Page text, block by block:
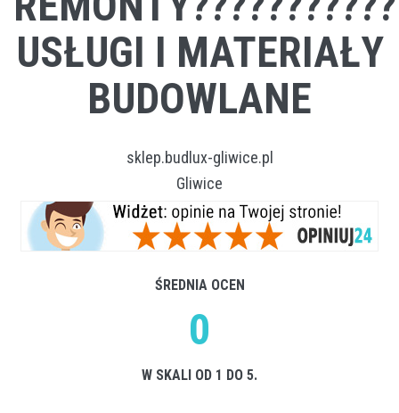
USŁUGI I MATERIAŁY
BUDOWLANE
sklep.budlux-gliwice.pl
Gliwice
ŚREDNIA OCEN
0
W SKALI OD 1 DO 5.